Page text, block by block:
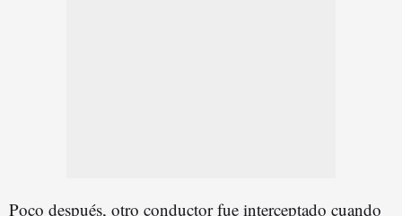
Poco después, otro conductor fue interceptado cuando